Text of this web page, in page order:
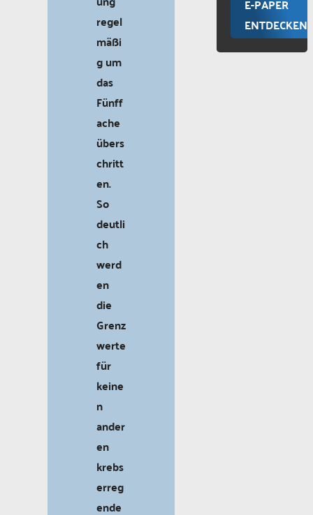
regel
mäßi
g um
das
Fünff
ache
übers
chritt
en.
So
deutli
ch
werd
en
die
Grenz
werte
für
keine
n
ander
en
krebs
erreg
ende
E-PAPER
ENTDECKEN